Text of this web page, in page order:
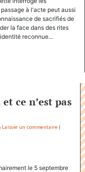
»
à l'acte peut aussi
de sacrifiés de
la face dans des rites
reconnue...
ce n’est pas
Laisser un commentaire on
titre
|
le 5 septembre